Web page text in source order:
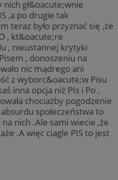
gł&oacute;wnie
,a po drugie tak
teraz było przyznać się ,że
, kt&oacute;re
, nieustannej krytyki
, donoszeniu na
nic mądrego ani
z wyborc&oacute;w Pisu
inna opcja niż PIs i Po ,
chociażby pogodzenie
społeczeństwa to
na nich .Ale sami wiecie ,że
.A więc ciagle PIS to jest